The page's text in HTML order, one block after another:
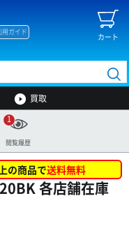
カート
用ガイド
買取
閲覧履歴
1
の商品で送料無料
各店舗在庫